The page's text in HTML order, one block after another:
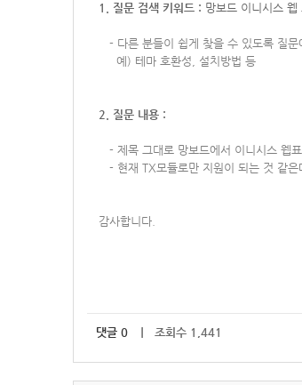
1. 질문 검색 키워드 : 망보드 이니시스
- 다른 분들이 쉽게 찾을 수 있도록 질
예) 테마 호환성, 설치방법 등
2. 질문 내용 :
- 제목 그대로 망보드에서 이니시스 웹
- 현재 TX모듈로만 지원이 되는 것 같은
감사합니다.
댓글 0 ｜ 조회수 1,441